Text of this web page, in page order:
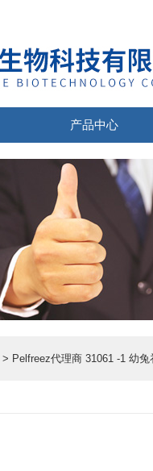
产品中心
> Pelfreez代理商 31061 -1 幼兔